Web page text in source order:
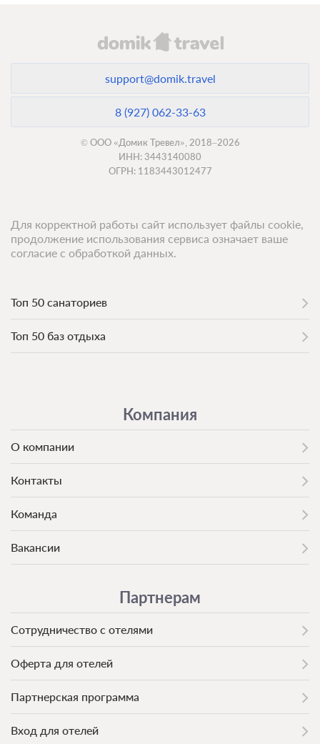
support@domik.travel
8 (927) 062-33-63
© ООО «Домик Тревел», 2018–2026
ИНН: 3443140080
ОГРН: 1183443012477
Топ 50 санаториев
Топ 50 баз отдыха
Компания
О компании
Контакты
Команда
Вакансии
Партнерам
Сотрудничество с отелями
Оферта для отелей
Партнерская программа
Вход для отелей
Для корректной работы сайт использует файлы cookie,
продолжение использования сервиса означает ваше
согласие с обработкой данных.